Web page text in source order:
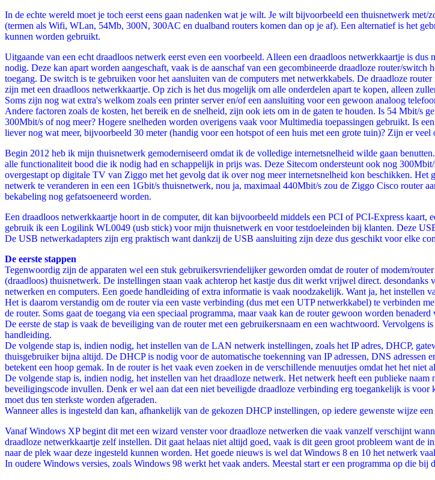
In de echte wereld moet je toch eerst eens gaan nadenken wat je wilt. Je wilt bijvoorbeeld een thuisnetwerk
(termen als Wifi, WLan, 54Mb, 300N, 300AC en dualband routers komen dan op je af). Een alternatief is het
kunnen worden gebruikt.
Uitgaande van een echt draadloos netwerk eerst even een voorbeeld. Alleen een draadloos netwerkkaartje is
nodig. Deze kan apart worden aangeschaft, vaak is de aanschaf van een gecombineerde draadloze router/
toegang. De switch is te gebruiken voor het aansluiten van de computers met netwerkkabels. De draadloze
zijn met een draadloos netwerkkaartje. Op zich is het dus mogelijk om alle onderdelen apart te kopen, alleen
Soms zijn nog wat extra's welkom zoals een printer server en/of een aansluiting voor een gewoon analoog
Andere factoren zoals de kosten, het bereik en de snelheid, zijn ook iets om in de gaten te houden. Is 54 Mbit/s
300Mbit/s of nog meer? Hogere snelheden worden overigens vaak voor Multimedia toepassingen gebruikt. Is
liever nog wat meer, bijvoorbeeld 30 meter (handig voor een hotspot of een huis met een grote tuin)? Zijn er veel
Begin 2012 heb ik mijn thuisnetwerk gemoderniseerd omdat ik de volledige internetsnelheid wilde gaan
alle functionaliteit bood die ik nodig had en schappelijk in prijs was. Deze Sitecom ondersteunt ook nog
overgestapt op digitale TV van Ziggo met het gevolg dat ik over nog meer internetsnelheid kon beschikken.
netwerk te veranderen in een een 1Gbit/s thuisnetwerk, nou ja, maximaal 440Mbit/s zou de Ziggo Cisco router
bekabeling nog gefatsoeneerd worden.
Een draadloos netwerkkaartje hoort in de computer, dit kan bijvoorbeeld middels een PCI of PCI-Express
gebruik ik een Logilink WL0049 (usb stick) voor mijn thuisnetwerk en voor testdoeleinden bij klanten. Deze
De USB netwerkadapters zijn erg praktisch want dankzij de USB aansluiting zijn deze dus geschikt voor elke
De eerste stappen
Tegenwoordig zijn de apparaten wel een stuk gebruikersvriendelijker geworden omdat de router of modem/
(draadloos) thuisnetwerk. De instellingen staan vaak achterop het kastje dus dit werkt vrijwel direct.
netwerken en computers. Een goede handleiding of extra informatie is vaak noodzakelijk. Want ja, het instellen
Het is daarom verstandig om de router via een vaste verbinding (dus met een UTP netwerkkabel) te verbinden
de router. Soms gaat de toegang via een speciaal programma, maar vaak kan de router gewoon worden
De eerste de stap is vaak de beveiliging van de router met een gebruikersnaam en een wachtwoord.
handleiding.
De volgende stap is, indien nodig, het instellen van de LAN netwerk instellingen, zoals het IP adres, DHCP,
thuisgebruiker bijna altijd. De DHCP is nodig voor de automatische toekenning van IP adressen, DNS adressen
betekent een hoop gemak. In de router is het vaak even zoeken in de verschillende menuutjes omdat het het
De volgende stap is, indien nodig, het instellen van het draadloze netwerk. Het netwerk heeft een publieke
beveiligingscode invullen. Denk er wel aan dat een niet beveiligde draadloze verbinding erg toegankelijk is
moet dus ten sterkste worden afgeraden.
Wanneer alles is ingesteld dan kan, afhankelijk van de gekozen DHCP instellingen, op iedere gewenste wijze
Vanaf Windows XP begint dit met een wizard venster voor draadloze netwerken die vaak vanzelf verschijnt
draadloze netwerkkaartje zelf instellen. Dit gaat helaas niet altijd goed, vaak is dit geen groot probleem want
naar de plek waar deze ingesteld kunnen worden. Het goede nieuws is wel dat Windows 8 en 10 het netwerk
In oudere Windows versies, zoals Windows 98 werkt het vaak anders. Meestal start er een programma op die